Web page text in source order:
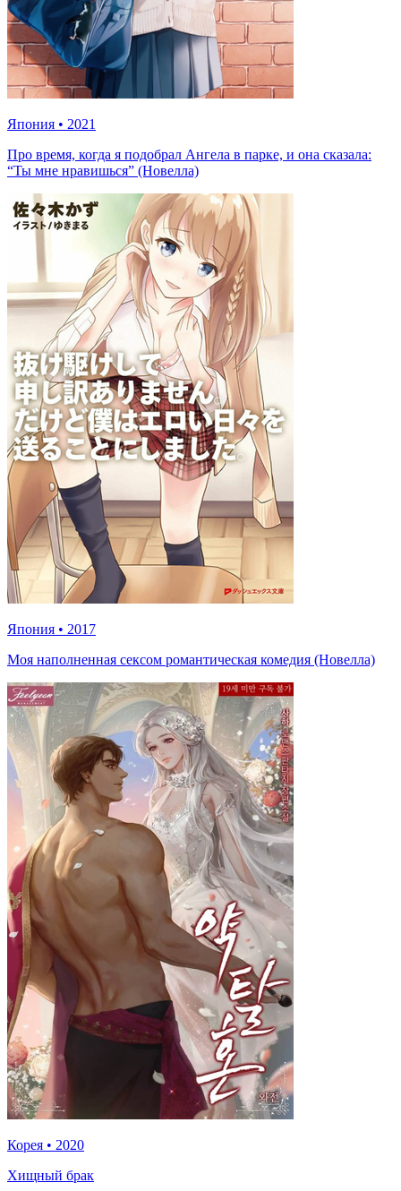
Япония • 2021
Про время, когда я подобрал Ангела в парке, и она сказала:
“Ты мне нравишься” (Новелла)
Япония • 2017
Моя наполненная сексом романтическая комедия (Новелла)
Корея • 2020
Хищный брак